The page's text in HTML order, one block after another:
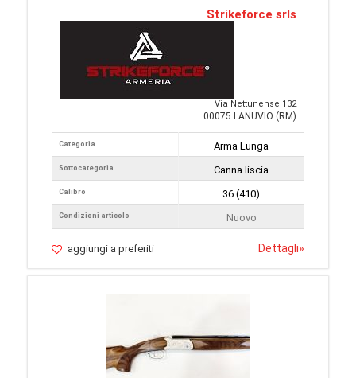
Strikeforce srls
Via Nettunense 132
00075 LANUVIO (RM)
Categoria
Sottocategoria
Calibro
Condizioni articolo
Arma Lunga
Canna liscia
36 (410)
Nuovo
aggiungi a preferiti Dettagli»